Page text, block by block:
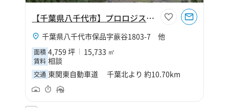
【千葉県八千代市】プロロジスパーク八千代2
千葉県八千代市保品字蕨谷1803-7 他
面積 4,759 坪 15,733 ㎡
賃料 相談
交通 東関東自動車道 千葉北より 約10.70km